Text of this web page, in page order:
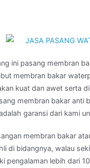
ini pasang membran
membran bakar
kuat dan awet serta
membran bakar anti
garansi dari kami
membran bakar
di bidangnya, walau
pengalaman lebih dari